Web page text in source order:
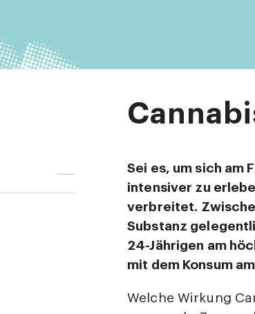
Sei es, um sich am
intensiver zu
verbreitet.
Substanz
24-Jährigen am
mit dem Konsum
Welche Wirkung